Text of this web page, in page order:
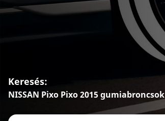
Keresés:
NISSAN Pixo Pixo 2015 gumiabroncsok